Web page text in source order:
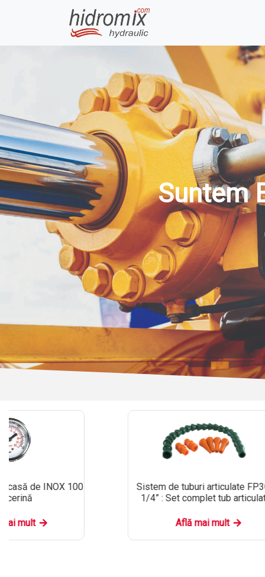
Suntem
de INOX 100
mult
Sistem de tuburi articulate
1/4” : Set complet tub
Află mai mult